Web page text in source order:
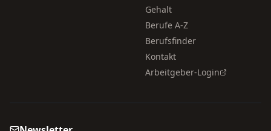
Gehalt
Berufe A-Z
Berufsfinder
Kontakt
Arbeitgeber-Login